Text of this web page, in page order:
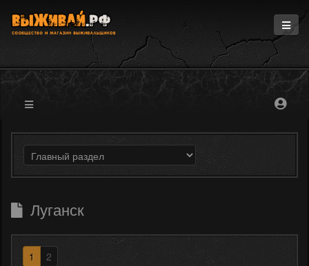
Информация
Магазин
Форум
Луганск
1 2